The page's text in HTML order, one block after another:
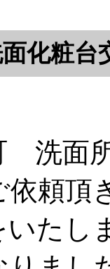
化粧台
洗面
依頼頂
いたし